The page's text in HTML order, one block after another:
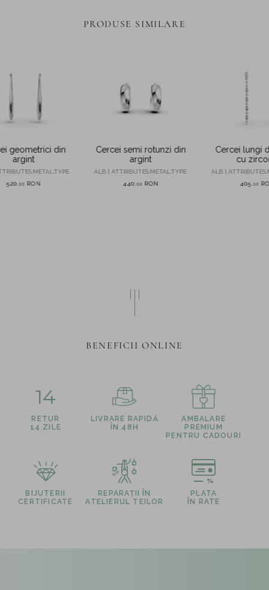
PRODUSE SIMILARE
geometrici din
argint
520 00 RON
Cercei semi rotunzi din
argint
ALB | ATTRIBUTES.METAL.TYPE.
440 00 RON
Cercei lungi
cu
ALB |
405 ,00
BENEFICII ONLINE
14
RETUR
14 ZILE
LIVRARE RAPIDĂ
ÎN 48H
AMBALARE
PREMIUM
PENTRU CADOURI
BIJUTERII
CERTIFICATE
REPARAȚII ÎN
ATELIERUL TEILOR
PLATA
ÎN RATE